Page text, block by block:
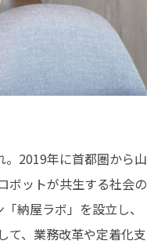
。2019年に首都圏から山
ボットが共生する社会の
納屋ラボ」を設立し、
て、業務改革や定着化支